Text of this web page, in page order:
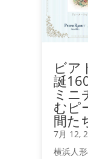
ビア
誕
ミニ
むピ
間た
7月 12,
横浜人